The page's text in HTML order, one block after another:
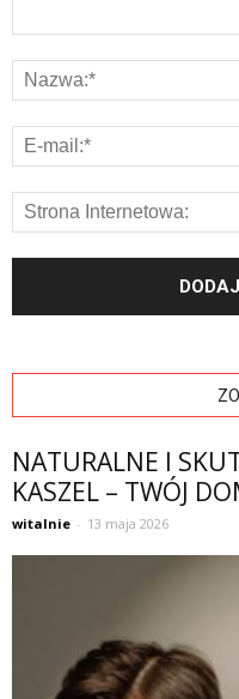
NATURALNE I
KASZEL – TWÓJ
witalnie - 13 maja 2026